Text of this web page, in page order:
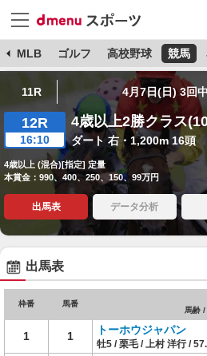
MLB ゴルフ 高校野球 競馬
11R 4月7日(日) 3回
12R
16:10
4歳以上2勝クラス
ダート 右・1,200m 16頭
4歳以上 (混合)[指定] 定量
本賞金：990、400、250、150、99万円
出馬表 データ分析
出馬表
枠番 馬番
馬齢 /
1 1 トーホウジャパン
牡5 / 栗毛 / 上村 洋行 /